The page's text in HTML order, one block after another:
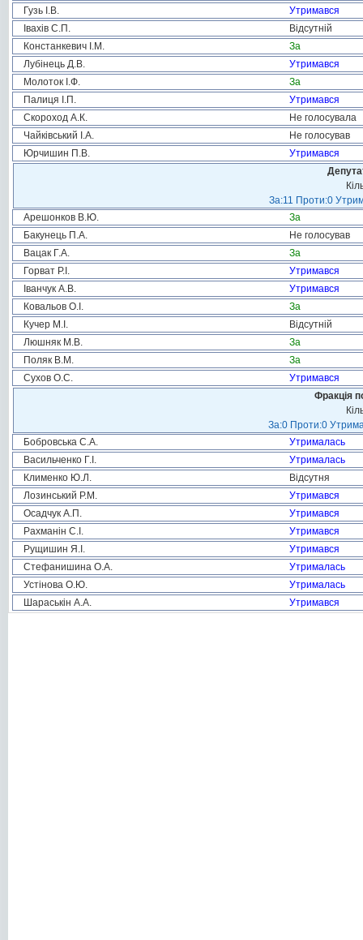
Гузь І.В.
Утримався
Івахів С.П.
Відсутній
Констанкевич І.М.
За
Лубінець Д.В.
Утримався
Молоток І.Ф.
За
Палиця І.П.
Утримався
Скороход А.К.
Не голосувала
Чайківський І.А.
Не голосував
Юрчишин П.В.
Утримався
За:11 Проти:0
Арешонков В.Ю.
За
Бакунець П.А.
Не голосував
Вацак Г.А.
За
Горват Р.І.
Утримався
Іванчук А.В.
Утримався
Ковальов О.І.
За
Кучер М.І.
Відсутній
Люшняк М.В.
За
Поляк В.М.
За
Сухов О.С.
Утримався
Фракція
За:0 Проти:0
Бобровська С.А.
Утрималась
Васильченко Г.І.
Утрималась
Клименко Ю.Л.
Відсутня
Лозинський Р.М.
Утримався
Осадчук А.П.
Утримався
Рахманін С.І.
Утримався
Рущишин Я.І.
Утримався
Стефанишина О.А.
Утрималась
Устінова О.Ю.
Утрималась
Шараськін А.А.
Утримався